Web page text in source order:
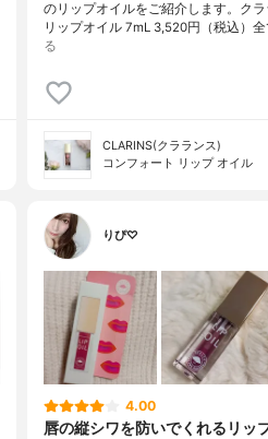
のリップオイルをご紹介します。ク
リップオイル 7mL 3,520円（税込）
る
CLARINS(クラランス)
コンフォート リップ オイル
りぴ♡
4.00
唇の縦シワを防いでくれるリッ